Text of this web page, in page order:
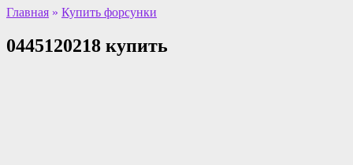
Главная » Купить форсунки
0445120218 купить